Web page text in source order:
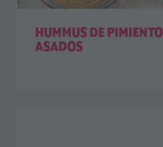
HUMMUS DE
ASADOS